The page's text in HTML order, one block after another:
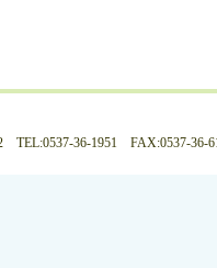
TEL:0537-36-1951 FAX:0537-36-